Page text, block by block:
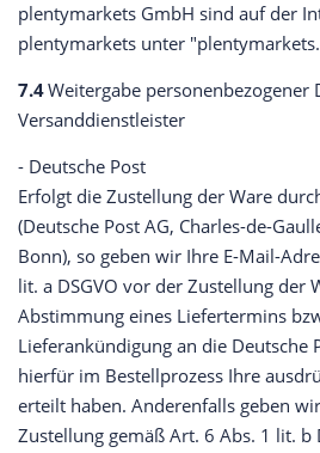
plentymarkets GmbH sind auf der
plentymarkets unter
7.4Weitergabe personenbezogener
Versanddienstleister
- Deutsche Post
Erfolgt die Zustellung der Ware
(Deutsche Post AG, Charles-de-
Bonn), so geben wir Ihre E-Mail-
lit. a DSGVO vor der Zustellung der
Abstimmung eines Liefertermins
Lieferankündigung an die Deutsche
hierfür im Bestellprozess Ihre
erteilt haben. Anderenfalls geben
Zustellung gemäß Art. 6 Abs. 1 lit. b